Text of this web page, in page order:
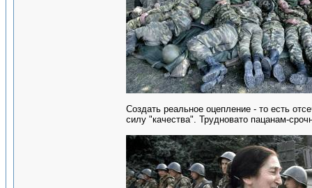
Создать реальное оцепление - то есть
силу "качества". Трудновато пацанам-